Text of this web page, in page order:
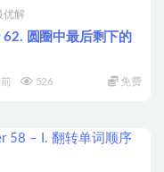
优解
圆圈中最后剩下的
526 免费